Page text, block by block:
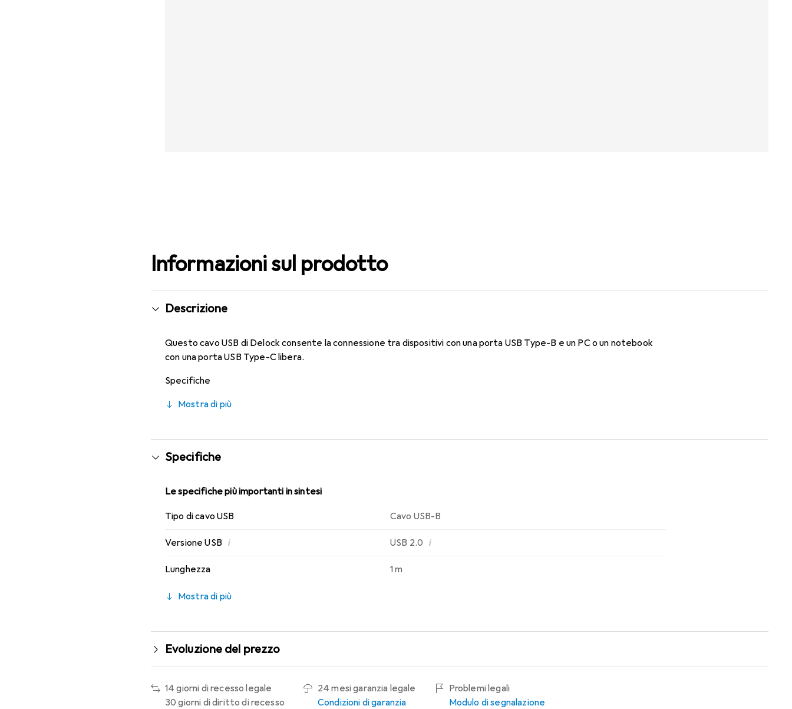
Informazioni sul prodotto
Descrizione
Questo cavo USB di Delock consente la connessione tra dispositivi con una porta USB Type-B e un PC o un notebook
con una porta USB Type-C libera.
Specifiche
Mostra di più
Specifiche
Le specifiche più importanti in sintesi
Tipo di cavo USB Cavo USB-B
Versione USB i USB 2.0 i
Lunghezza 1 m
Mostra di più
Evoluzione del prezzo
14 giorni di recesso legale
30 giorni di diritto di recesso
24 mesi garanzia legale
Condizioni di garanzia
Problemi legali
Modulo di segnalazione